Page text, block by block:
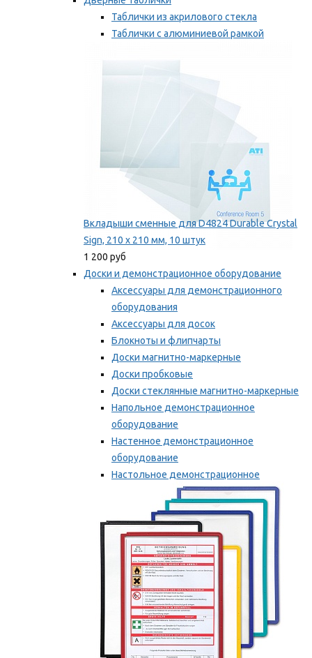
Таблички из акрилового стекла
Таблички с алюминиевой рамкой
Вкладыши сменные для D4824 Durable Crystal
Sign, 210 x 210 мм, 10 штук
1 200 руб
Доски и демонстрационное оборудование
Аксессуары для демонстрационного
оборудования
Аксессуары для досок
Блокноты и флипчарты
Доски магнитно-маркерные
Доски пробковые
Доски стеклянные магнитно-маркерные
Напольное демонстрационное
оборудование
Настенное демонстрационное
оборудование
Настольное демонстрационное
оборудование
Мы рекомендуем